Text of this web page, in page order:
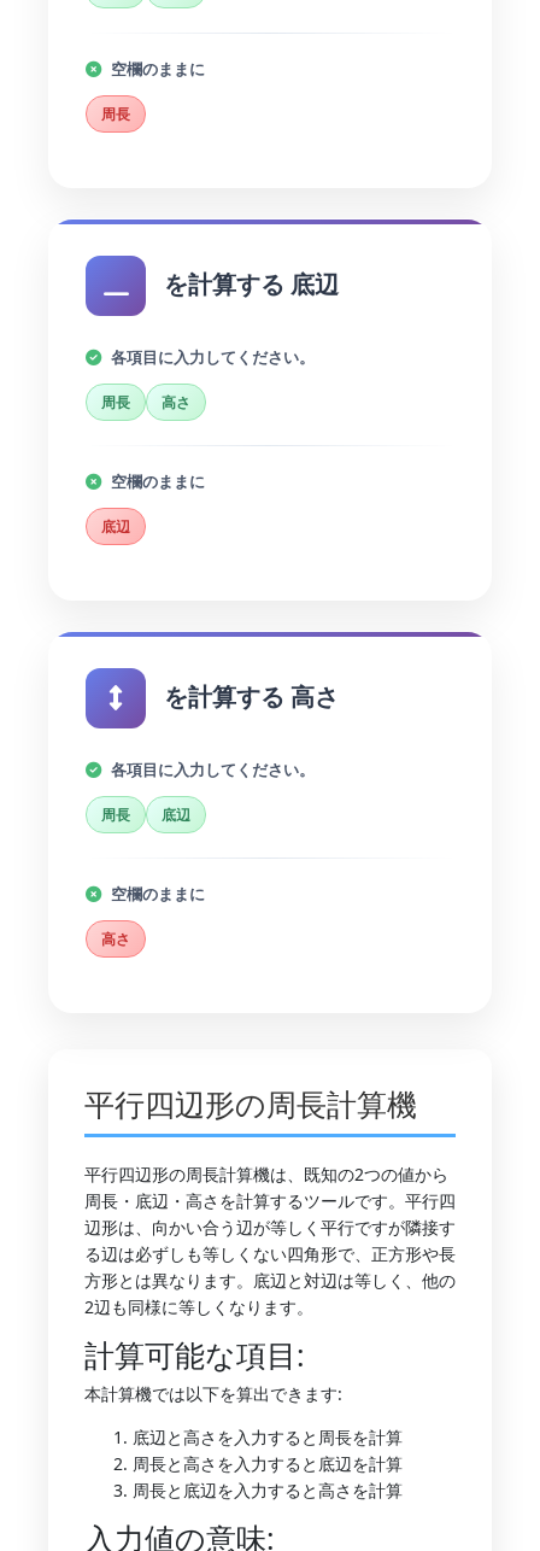
空欄のままに
周長
を計算する 底辺
各項目に入力してください。
周長 高さ
空欄のままに
底辺
を計算する 高さ
各項目に入力してください。
周長 底辺
空欄のままに
高さ
平行四辺形の周長計算機
平行四辺形の周長計算機は、既知の2つの値から
周長・底辺・高さを計算するツールです。平行四
辺形は、向かい合う辺が等しく平行ですが隣接す
る辺は必ずしも等しくない四角形で、正方形や長
方形とは異なります。底辺と対辺は等しく、他の
2辺も同様に等しくなります。
計算可能な項目:
本計算機では以下を算出できます:
底辺と高さを入力すると周長を計算
周長と高さを入力すると底辺を計算
周長と底辺を入力すると高さを計算
入力値の意味: